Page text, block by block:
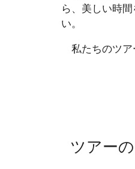
ら、美しい時
い。
私たちのツア
ツアー